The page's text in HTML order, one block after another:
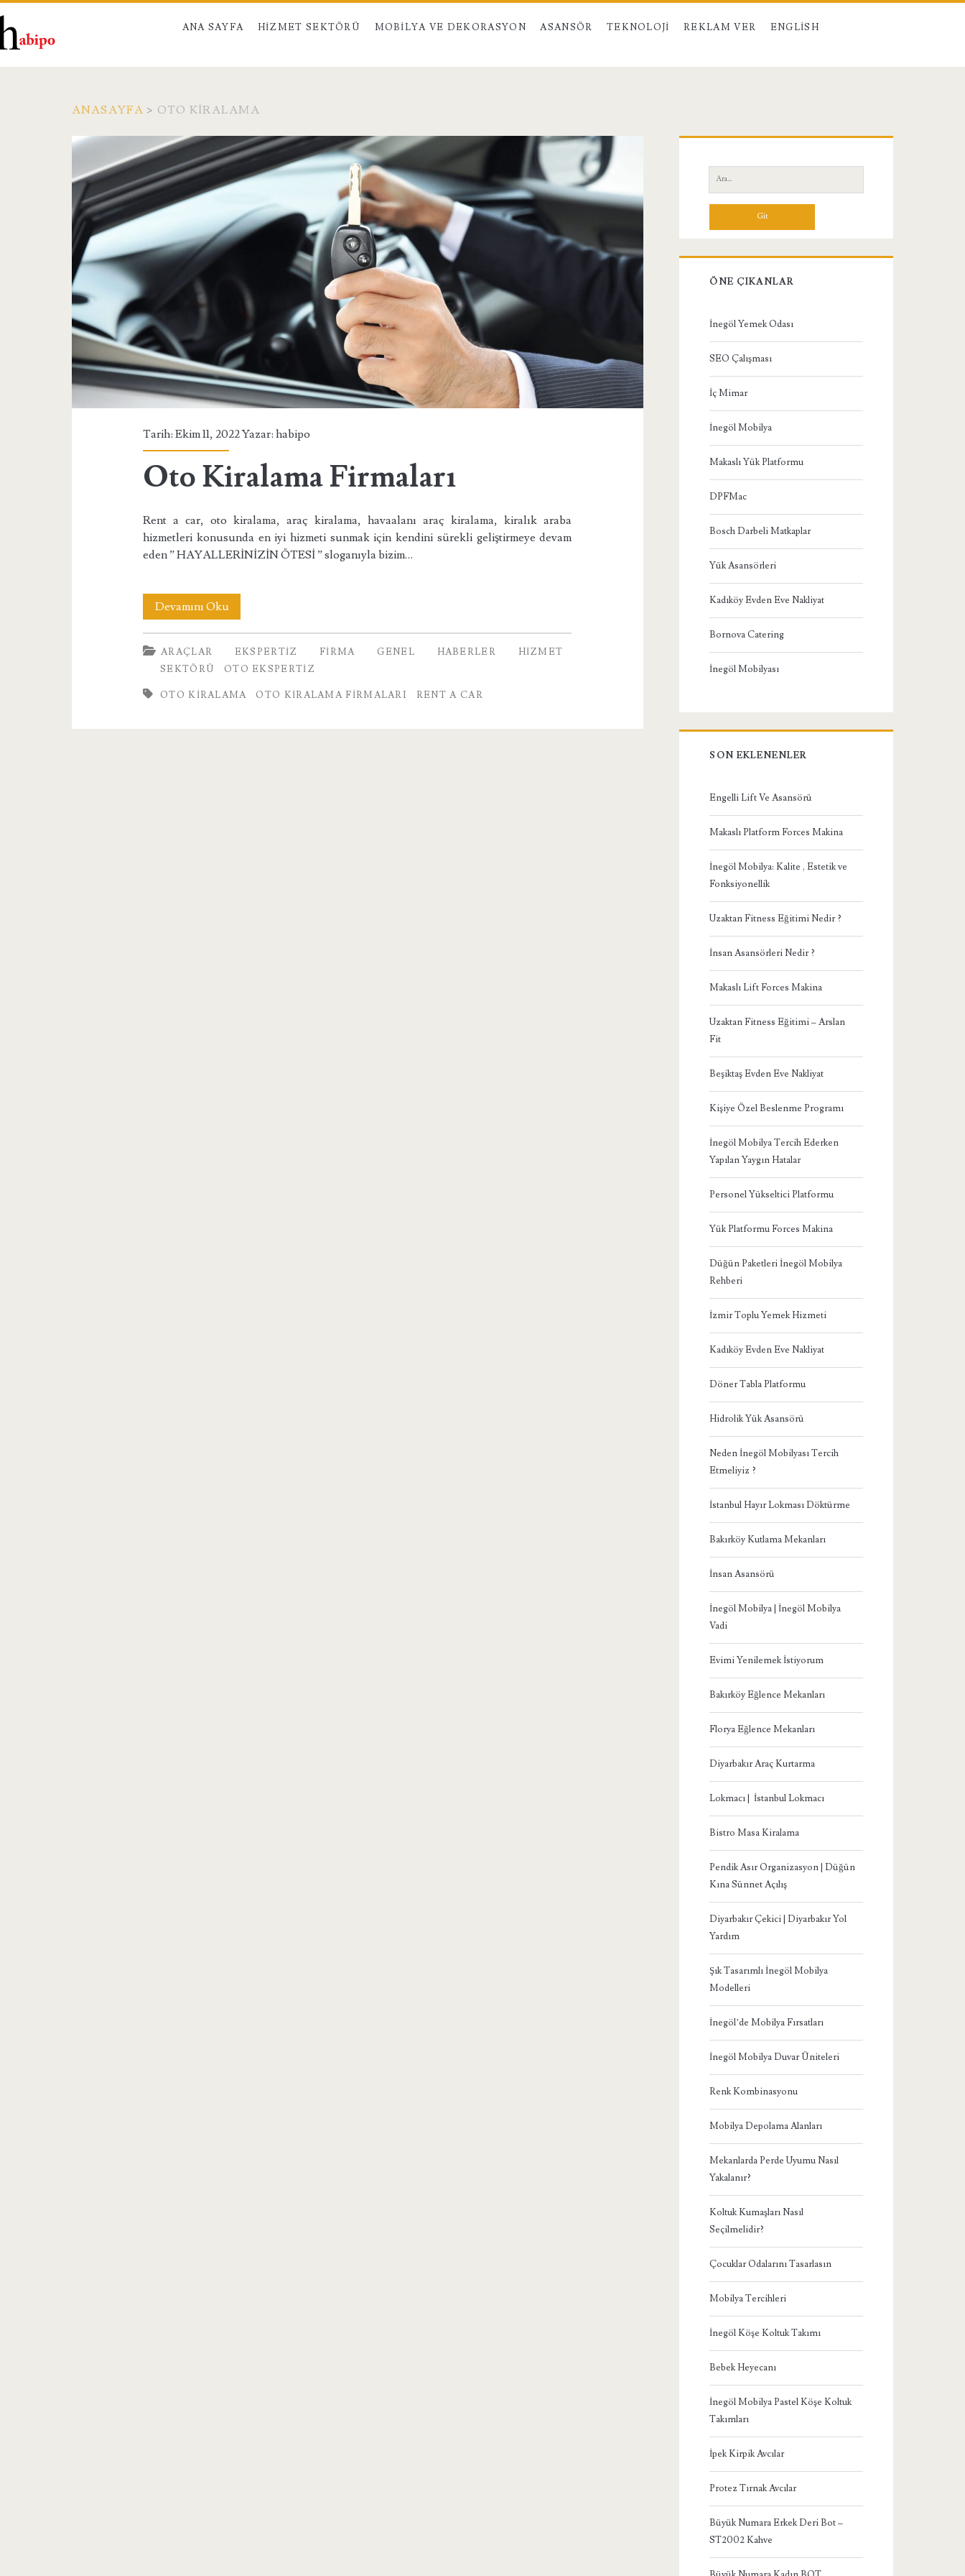
ANA SAYFA HIZMET SEKTÖRÜ MOBILYA VE DEKORASYON ASANSÖR TEKNOLOJI REKLAM VER ENGLISH
ANASAYFA > OTO KIRALAMA
Etiket:
<span>oto
kiralama</span>
Tarih: Ekim 11, 2022 Yazar:habipo
Oto Kiralama Firmaları
Rent a car, oto kiralama, araç kiralama, havaalanı araç kiralama, kiralık araba
hizmetleri konusunda en iyi hizmeti sunmak için kendini sürekli geliştirmeye devam
eden ” HAYALLERİNİZİN ÖTESİ ” sloganıyla bizim…
Devamını OkuOto
Kiralama
Firmaları
ARAÇLAR EKSPERTIZ FIRMA GENEL HABERLER
HIZMET
SEKTÖRÜ
OTO EKSPERTIZ
OTO KIRALAMA OTO KIRALAMA FIRMALARI RENT A CAR
Yan
Menü
Ara:
ÖNE ÇIKANLAR
İnegöl Yemek Odası
SEO Çalışması
İç Mimar
İnegöl Mobilya
Makaslı Yük Platformu
DPFMac
Bosch Darbeli Matkaplar
Yük Asansörleri
Kadıköy Evden Eve Nakliyat
Bornova Catering
İnegöl Mobilyası
SON EKLENENLER
Engelli Lift Ve Asansörü
Makaslı Platform Forces Makina
İnegöl Mobilya: Kalite , Estetik ve
Fonksiyonellik
Uzaktan Fitness Eğitimi Nedir ?
İnsan Asansörleri Nedir ?
Makaslı Lift Forces Makina
Uzaktan Fitness Eğitimi – Arslan
Fit
Beşiktaş Evden Eve Nakliyat
Kişiye Özel Beslenme Programı
İnegöl Mobilya Tercih Ederken
Yapılan Yaygın Hatalar
Personel Yükseltici Platformu
Yük Platformu Forces Makina
Düğün Paketleri İnegöl Mobilya
Rehberi
İzmir Toplu Yemek Hizmeti
Kadıköy Evden Eve Nakliyat
Döner Tabla Platformu
Hidrolik Yük Asansörü
Neden İnegöl Mobilyası Tercih
Etmeliyiz ?
İstanbul Hayır Lokması Döktürme
Bakırköy Kutlama Mekanları
İnsan Asansörü
İnegöl Mobilya | İnegöl Mobilya
Vadi
Evimi Yenilemek İstiyorum
Bakırköy Eğlence Mekanları
Florya Eğlence Mekanları
Diyarbakır Araç Kurtarma
Lokmacı | İstanbul Lokmacı
Bistro Masa Kiralama
Pendik Asır Organizasyon | Düğün
Kına Sünnet Açılış
Diyarbakır Çekici | Diyarbakır Yol
Yardım
Şık Tasarımlı İnegöl Mobilya
Modelleri
İnegöl’de Mobilya Fırsatları
İnegöl Mobilya Duvar Üniteleri
Renk Kombinasyonu
Mobilya Depolama Alanları
Mekanlarda Perde Uyumu Nasıl
Yakalanır?
Koltuk Kumaşları Nasıl
Seçilmelidir?
Çocuklar Odalarını Tasarlasın
Mobilya Tercihleri
İnegöl Köşe Koltuk Takımı
Bebek Heyecanı
İnegöl Mobilya Pastel Köşe Koltuk
Takımları
İpek Kirpik Avcılar
Protez Tırnak Avcılar
Büyük Numara Erkek Deri Bot –
ST2002 Kahve